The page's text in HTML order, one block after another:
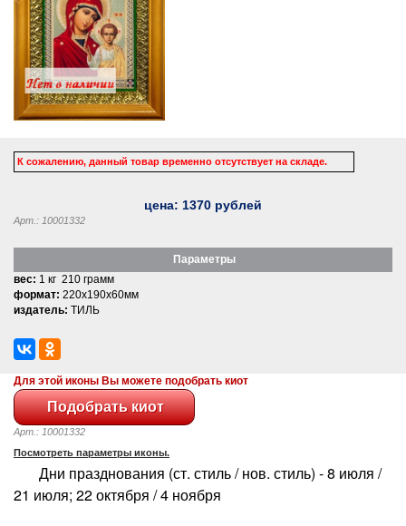
К сожалению, данный товар временно отсутствует на складе.
цена: 1370 рублей
Арт.: 10001332
Параметры
вес: 1 кг 210 грамм
формат: 220x190x60мм
издатель: ТИЛЬ
Для этой иконы Вы можете подобрать киот
Арт.: 10001332
Посмотреть параметры иконы.
Дни празднования (ст. стиль / нов. стиль) - 8 июля /
21 июля; 22 октября / 4 ноября